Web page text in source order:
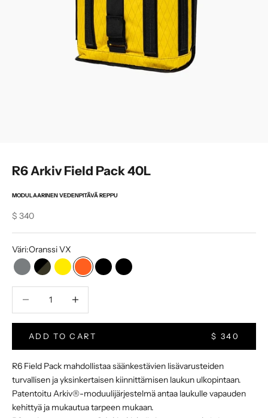
R6 Arkiv Field Pack 40L
MODULAARINEN VEDENPITÄVÄ REPPU
Sale price
$ 340
Väri:Oranssi VX
Harmaa HT500
Musta Camo
Keltainen VX
Oranssi VX
Musta VXMusta HT500
ADD TO CART $ 340
R6 Field Pack mahdollistaa säänkestävien lisävarusteiden
turvallisen ja yksinkertaisen kiinnittämisen laukun ulkopintaan.
Patentoitu Arkiv®-moduulijärjestelmä antaa laukulle vapauden
kehittyä ja mukautua tarpeen mukaan.